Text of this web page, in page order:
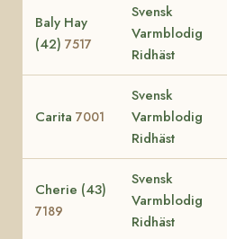
Baly Hay
(42) 7517
Svensk
Varmblodig
Ridhäst
Carita 7001
Svensk
Varmblodig
Ridhäst
Cherie (43)
7189
Svensk
Varmblodig
Ridhäst